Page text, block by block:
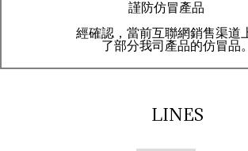
謹防仿冒產品
經確認，當前互聯網銷售渠道
了部分我司產品的仿冒品。
LINES